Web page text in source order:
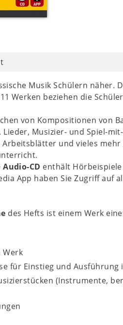
Musik Schülern näher.
Werken beziehen die
von Kompositionen von
Musizier- und Spiel-
Arbeitsblätter und vieles
Audio-CD enthält
App haben Sie Zugriff auf
des Hefts ist einem Werk
Werk
für Einstieg und
(Instrumente,